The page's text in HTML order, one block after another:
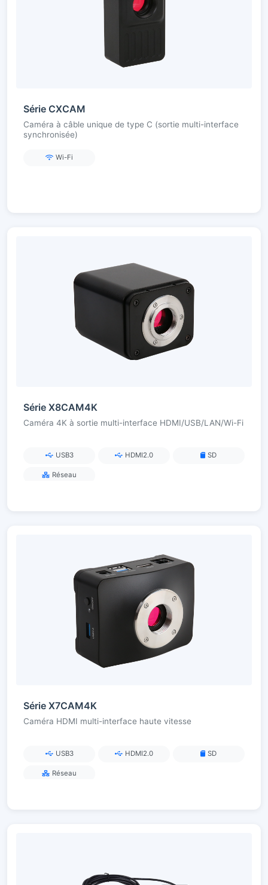
Série CXCAM
Caméra à câble unique de type C (sortie multi-interface
synchronisée)
Wi-Fi
Série X8CAM4K
Caméra 4K à sortie multi-interface HDMI/USB/LAN/Wi-Fi
USB3 HDMI2.0 SD
Réseau
Série X7CAM4K
Caméra HDMI multi-interface haute vitesse
USB3 HDMI2.0 SD
Réseau